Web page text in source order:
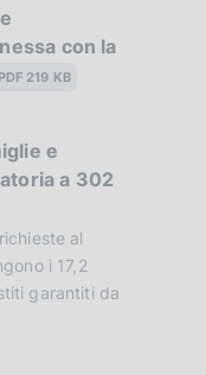
con la
PDF 219 KB
e
a 302
al
i 17,2
garantiti da